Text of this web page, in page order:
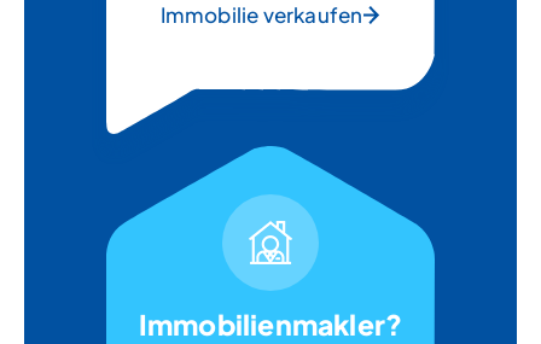
Immobilie verkaufen
Immobilienmakler?